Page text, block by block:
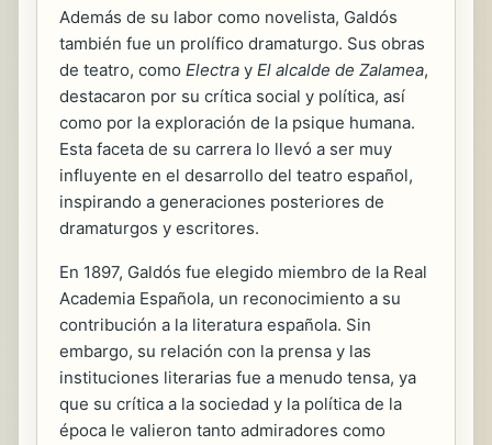
Además de su labor como novelista, Galdós
también fue un prolífico dramaturgo. Sus obras
de teatro, como Electra y El alcalde de Zalamea,
destacaron por su crítica social y política, así
como por la exploración de la psique humana.
Esta faceta de su carrera lo llevó a ser muy
influyente en el desarrollo del teatro español,
inspirando a generaciones posteriores de
dramaturgos y escritores.
En 1897, Galdós fue elegido miembro de la Real
Academia Española, un reconocimiento a su
contribución a la literatura española. Sin
embargo, su relación con la prensa y las
instituciones literarias fue a menudo tensa, ya
que su crítica a la sociedad y la política de la
época le valieron tanto admiradores como